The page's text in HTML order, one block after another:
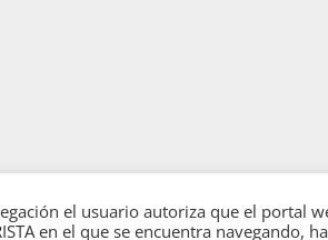
el usuario autoriza que el portal
en el que se encuentra navegando,